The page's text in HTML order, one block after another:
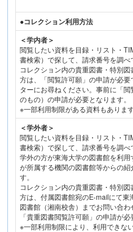
●コレクション利用方法
＜学内者＞
閲覧したい資料を目録・リスト・
書検索）で探して、請求番号を調べ
コレクション内の貴重図書・特別
方は、「閲覧許可願」の申請が必
ターにお尋ねください。事前に「
のもの）の申請が必要となります。
※一部利用制限がある資料もあります
＜学外者＞
閲覧したい資料を目録・リスト・
書検索）で探して、請求番号を調べ
学外の方が東海大学の図書館を利
が所属する機関の図書館等からの
す。
コレクション内の貴重図書・特別
方は、付属図書館宛のE-mailにて東
図書館（湘南校舎）までお問い合
「貴重図書閲覧許可願」の申請が必
※一部利用制限により、利用できな